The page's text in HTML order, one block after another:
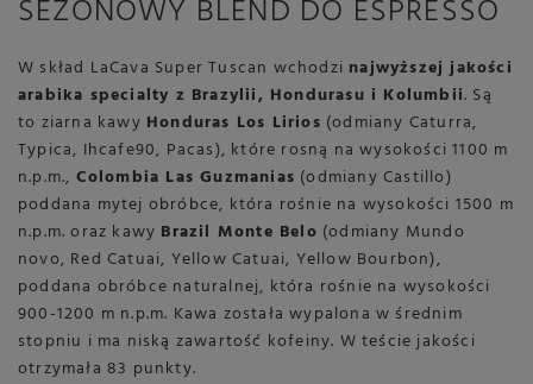
SEZONOWY BLEND DO ESPRESSO
W skład LaCava Super Tuscan wchodzi najwyższej jakości
arabika specialty z Brazylii, Hondurasu i Kolumbii. Są
to ziarna kawy Honduras Los Lirios (odmiany Caturra,
Typica, Ihcafe90, Pacas), które rosną na wysokości 1100 m
n.p.m., Colombia Las Guzmanias (odmiany Castillo)
poddana mytej obróbce, która rośnie na wysokości 1500 m
n.p.m. oraz kawy Brazil Monte Belo (odmiany Mundo
novo, Red Catuai, Yellow Catuai, Yellow Bourbon),
poddana obróbce naturalnej, która rośnie na wysokości
900-1200 m n.p.m. Kawa została wypalona w średnim
stopniu i ma niską zawartość kofeiny. W teście jakości
otrzymała 83 punkty.